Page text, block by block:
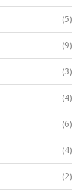
(5)
(9)
(3)
(4)
(6)
(4)
(2)